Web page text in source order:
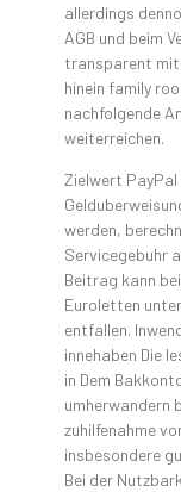
allerdings
AGB und beim
transparent
hinein family
nachfolgende
weiterreichen.
Zielwert PayPal
werden,
Servicegebuhr
Beitrag kann
Euroletten
entfallen.
innehaben Die
in Dem
umherwandern
zuhilfenahme
insbesondere
Bei der